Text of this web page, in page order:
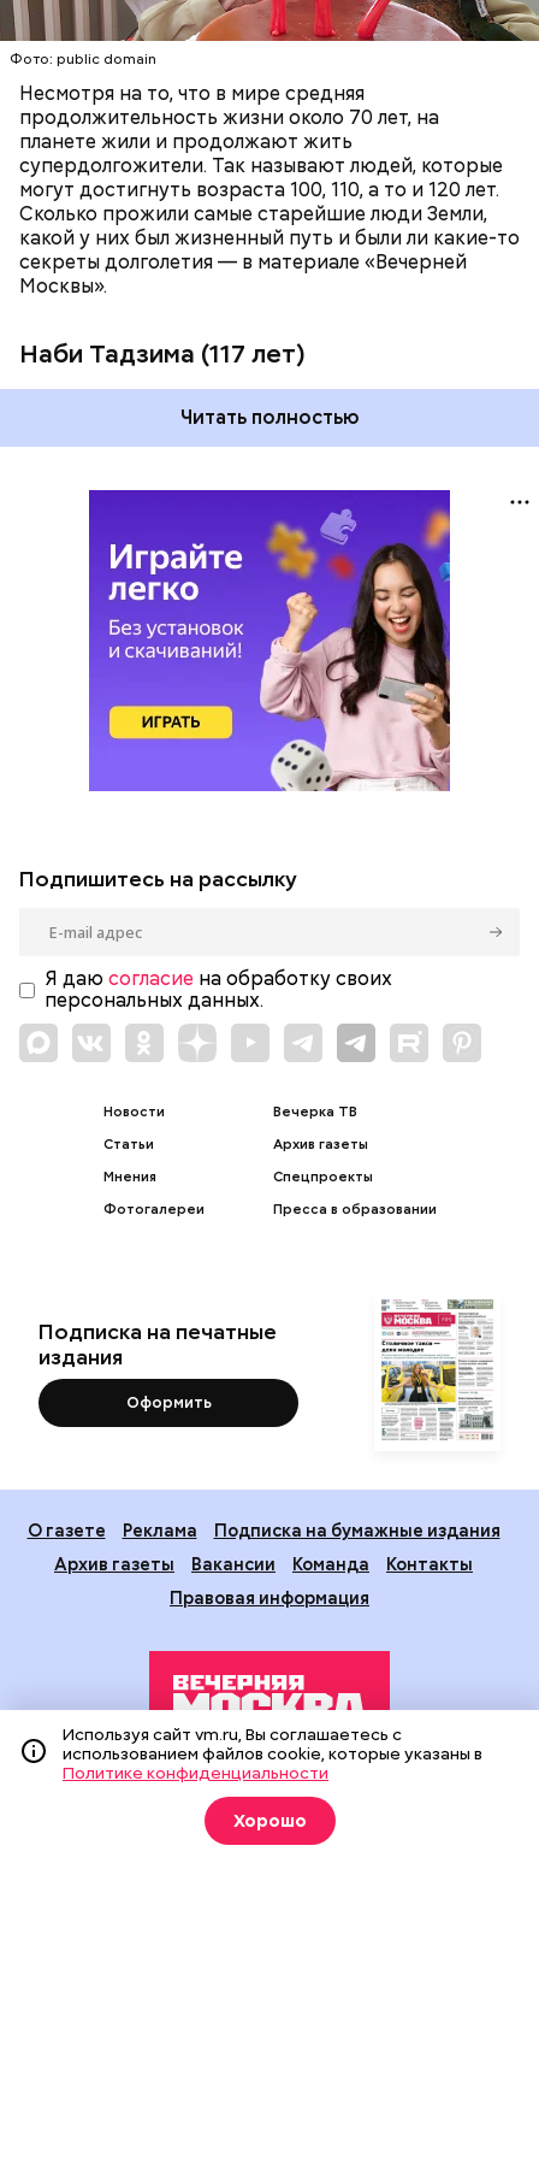
Фото: public domain
Несмотря на то, что в мире средняя
продолжительность жизни около 70 лет, на
планете жили и продолжают жить
супердолгожители. Так называют людей, которые
могут достигнуть возраста 100, 110, а то и 120 лет.
Сколько прожили самые старейшие люди Земли,
какой у них был жизненный путь и были ли какие-то
секреты долголетия — в материале «Вечерней
Москвы».
Наби Тадзима (117 лет)
Фото: public domain
Читать полностью
Подпишитесь на рассылку
Я даю согласие на обработку своих
персональных данных.
Новости
Статьи
Мнения
Фотогалереи
Вечерка ТВ
Архив газеты
Спецпроекты
Пресса в образовании
Подписка на печатные
издания
Оформить
О газете Реклама
Подписка на бумажные издания
Архив газеты
Вакансии Команда
Контакты
Правовая информация
Издание создано при финансовой поддержке Департамента
средств массовой информации и рекламы города Москвы.
На сайте применяются рекомендательные технологии
(информационные технологии предоставления информации
Используя сайт vm.ru, Вы соглашаетесь с
использованием файлов cookie, которые указаны в
Политике конфиденциальности
Хорошо